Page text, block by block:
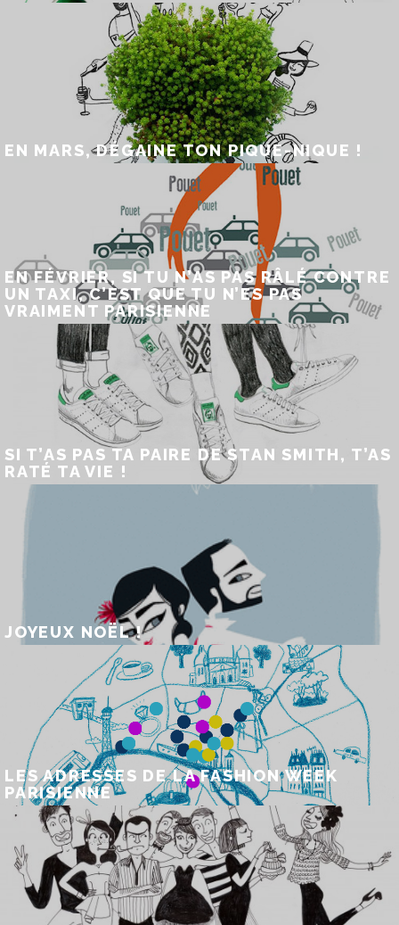
EN MARS, DÉGAINE TON PIQUE-NIQUE !
EN FÉVRIER, SI TU N’AS PAS RÂLÉ CONTRE
UN TAXI, C’EST QUE TU N’ES PAS
VRAIMENT PARISIENNE
SI T’AS PAS TA PAIRE DE STAN SMITH, T’AS
RATÉ TA VIE !
JOYEUX NOËL !
LES ADRESSES DE LA FASHION WEEK
PARISIENNE